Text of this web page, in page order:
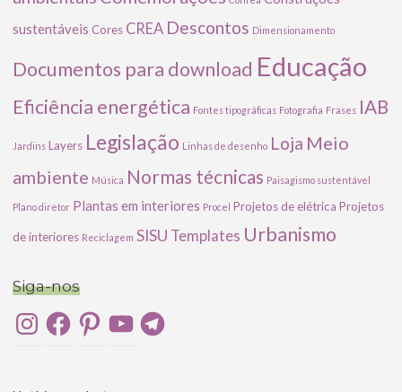
sustentáveis Cores CREA Descontos Dimensionamento
Documentos para download Educação
Eficiência energética Fontes tipográficas Fotografia Frases IAB
Jardins Layers Legislação Linhas de desenho Loja Meio
ambiente Música Normas técnicas Paisagismo sustentável
Plano diretor Plantas em interiores Procel Projetos de elétrica Projetos
de interiores Reciclagem SISU Templates Urbanismo
Siga-nos
InstagramFacebookPinterestYouTubeTelegram